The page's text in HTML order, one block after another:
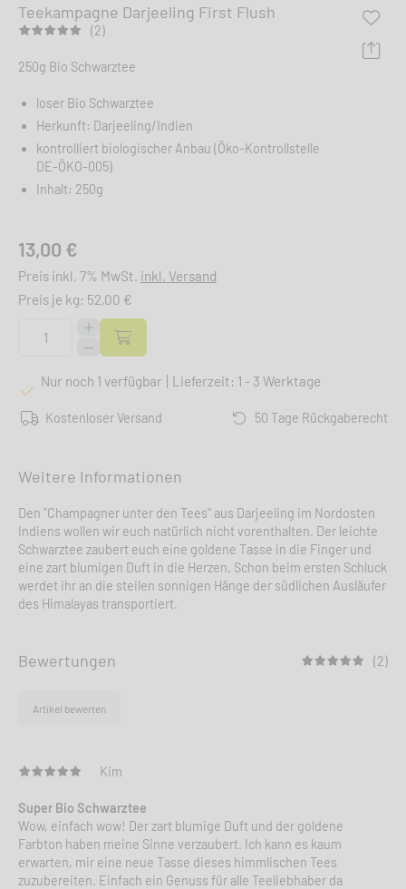
Weitere Informationen
Den "Champagner unter den Tees" aus Darjeeling im Nordosten
Indiens wollen wir euch natürlich nicht vorenthalten. Der leichte
Schwarztee zaubert euch eine goldene Tasse in die Finger und
eine zart blumigen Duft in die Herzen. Schon beim ersten Schluck
werdet ihr an die steilen sonnigen Hänge der südlichen Ausläufer
des Himalayas transportiert.
Bewertungen (2)
Artikel bewerten
Kim
Super Bio Schwarztee
Wow, einfach wow! Der zart blumige Duft und der goldene
Farbton haben meine Sinne verzaubert. Ich kann es kaum
erwarten, mir eine neue Tasse dieses himmlischen Tees
zuzubereiten. Einfach ein Genuss für alle Teeliebhaber da
Teekampagne Darjeeling First Flush
(2)
250g Bio Schwarztee
loser Bio Schwarztee
Herkunft: Darjeeling/Indien
kontrolliert biologischer Anbau (Öko-Kontrollstelle
DE-ÖKO-005)
Inhalt: 250g
13,00 €
Preis inkl. 7% MwSt. inkl. Versand
Preis je kg: 52,00 €
Nur noch 1 verfügbar Lieferzeit: 1 - 3 Werktage
Kostenloser Versand 50 Tage Rückgaberecht